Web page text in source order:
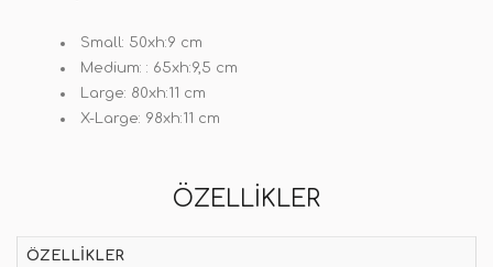
Small: 50xh:9 cm
Medium: : 65xh:9,5 cm
Large: 80xh:11 cm
X-Large: 98xh:11 cm
ÖZELLIKLER
ÖZELLIKLER